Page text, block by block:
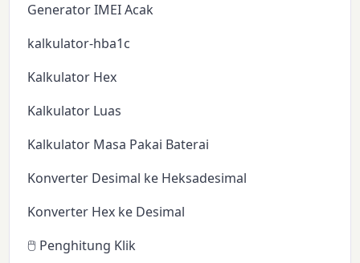
Generator IMEI Acak
kalkulator-hba1c
Kalkulator Hex
Kalkulator Luas
Kalkulator Masa Pakai Baterai
Konverter Desimal ke Heksadesimal
Konverter Hex ke Desimal
🖱️ Penghitung Klik